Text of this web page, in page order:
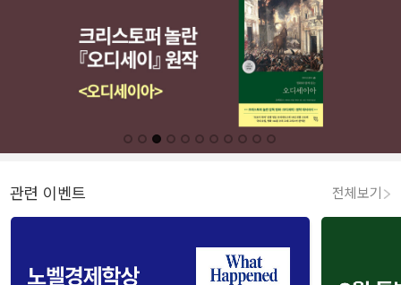
관련 이벤트 전체보기